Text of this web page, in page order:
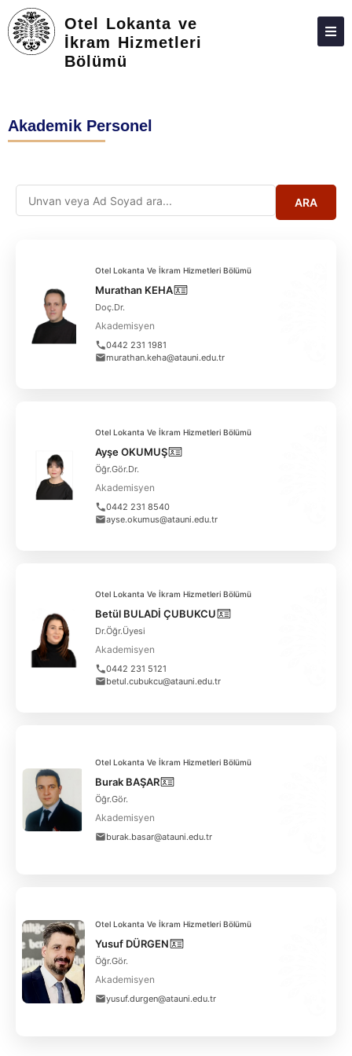
Otel Lokanta ve
İkram Hizmetleri
Bölümü
HAKKIMIZDA
LISANS
ARAŞTIRMA
İLETIŞIM
Akademik Personel
ARA
Otel Lokanta Ve İkram Hizmetleri Bölümü
Murathan KEHA
Doç.Dr.
Akademisyen
0442 231 1981
murathan.keha@atauni.edu.tr
Otel Lokanta Ve İkram Hizmetleri Bölümü
Ayşe OKUMUŞ
Öğr.Gör.Dr.
Akademisyen
0442 231 8540
ayse.okumus@atauni.edu.tr
Otel Lokanta Ve İkram Hizmetleri Bölümü
Betül BULADİ ÇUBUKCU
Dr.Öğr.Üyesi
Akademisyen
0442 231 5121
betul.cubukcu@atauni.edu.tr
Otel Lokanta Ve İkram Hizmetleri Bölümü
Burak BAŞAR
Öğr.Gör.
Akademisyen
burak.basar@atauni.edu.tr
Otel Lokanta Ve İkram Hizmetleri Bölümü
Yusuf DÜRGEN
Öğr.Gör.
Akademisyen
yusuf.durgen@atauni.edu.tr